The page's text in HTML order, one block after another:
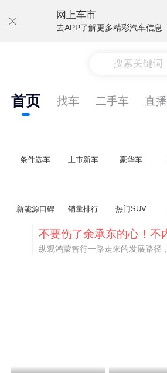
网上车市
去APP了解更多精彩汽车信息
搜索关键词
首页 找车 二手车 直播
条件选车 上市新车 豪华车
新能源口碑 销量排行 热门SUV